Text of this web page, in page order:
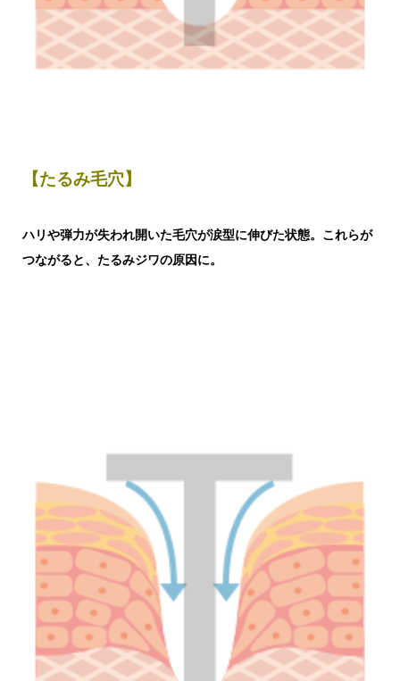
【たるみ毛穴】
ハリや弾力が失われ開いた毛穴が涙型に伸びた状態。 これらが
つながると、たるみジワの原因に。